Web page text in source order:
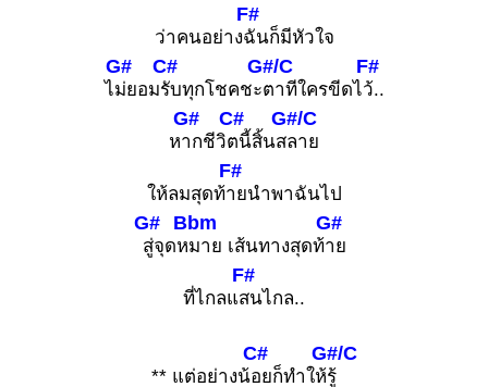
ว่าคนอย่าง
F#
ฉันก็มีหัวใจ
ไ
G#
ม่ยอม
C#
รับทุกโชคชะ
G#/C
ตาทีใครขีดไ
F#
ว้..
ห
G#
ากชีวิ
C#
ตนี้สิ้นส
G#/C
ลาย
ให้ลมสุดท้
F#
ายนำพาฉันไป
G#
สู่จุดห
Bbm
มาย เส้นทางสุดท้
G#
าย
ที่ไกลแ
F#
สนไกล..
** แต่อย่างน้
C#
อยก็ทำให้
G#/C
รู้